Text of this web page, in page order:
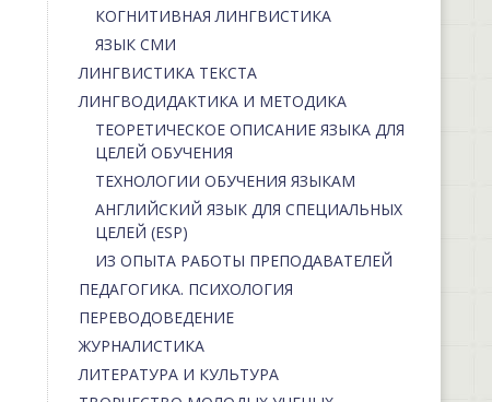
КОГНИТИВНАЯ ЛИНГВИСТИКА
ЯЗЫК СМИ
ЛИНГВИСТИКА ТЕКСТА
ЛИНГВОДИДАКТИКА И МЕТОДИКА
ТЕОРЕТИЧЕСКОЕ ОПИСАНИЕ ЯЗЫКА ДЛЯ
ЦЕЛЕЙ ОБУЧЕНИЯ
ТЕХНОЛОГИИ ОБУЧЕНИЯ ЯЗЫКАМ
АНГЛИЙСКИЙ ЯЗЫК ДЛЯ СПЕЦИАЛЬНЫХ
ЦЕЛЕЙ (ESP)
ИЗ ОПЫТА РАБОТЫ ПРЕПОДАВАТЕЛЕЙ
ПЕДАГОГИКА. ПСИХОЛОГИЯ
ПЕРЕВОДОВЕДЕНИЕ
ЖУРНАЛИСТИКА
ЛИТЕРАТУРА И КУЛЬТУРА